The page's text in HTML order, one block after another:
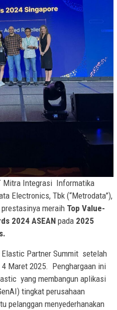
Mitra Integrasi Informatika
Electronics, Tbk (“Metrodata”),
meraih Top Value-
2024 ASEAN pada 2025
Partner Summit setelah
4 Maret 2025. Penghargaan ini
yang membangun aplikasi
tingkat perusahaan
pelanggan menyederhanakan